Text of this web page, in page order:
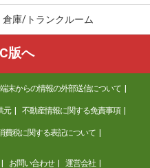
倉庫/トランクルーム
版へ
末からの情報の外部送信について
元 不動産情報に関する免責事項
費税に関する表記について
お問い合わせ 運営会社